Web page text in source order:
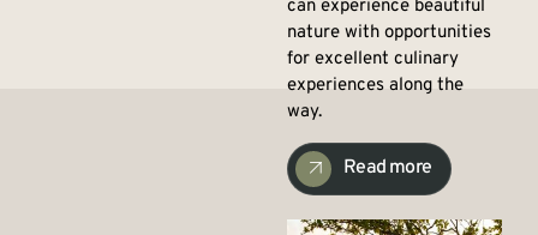
can experience beautiful
nature with opportunities
for excellent culinary
experiences along the
way.
Read more